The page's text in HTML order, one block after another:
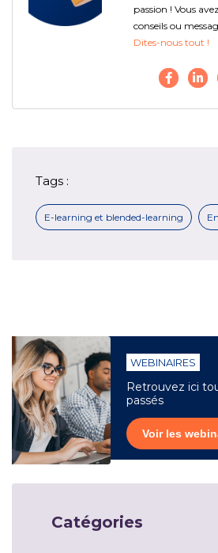
passion ! Vous
conseils ou
Dites-nous tout !
Tags :
E-learning et blended-learning
WEBINAIRES
Retrouvez ici
passés
Voir les
Catégories